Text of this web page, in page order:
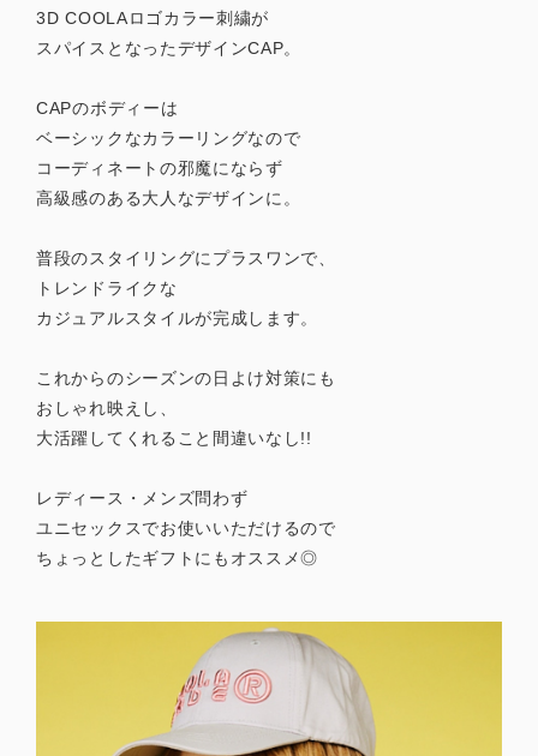
3D COOLAロゴカラー刺繍が
スパイスとなったデザインCAP。
CAPのボディーは
ベーシックなカラーリングなので
コーディネートの邪魔にならず
高級感のある大人なデザインに。
普段のスタイリングにプラスワンで、
トレンドライクな
カジュアルスタイルが完成します。
これからのシーズンの日よけ対策にも
おしゃれ映えし、
大活躍してくれること間違いなし!!
レディース・メンズ問わず
ユニセックスでお使いいただけるので
ちょっとしたギフトにもオススメ◎